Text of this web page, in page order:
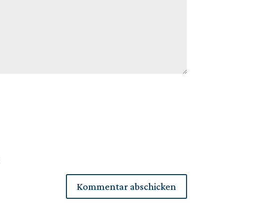
Kommentar abschicken